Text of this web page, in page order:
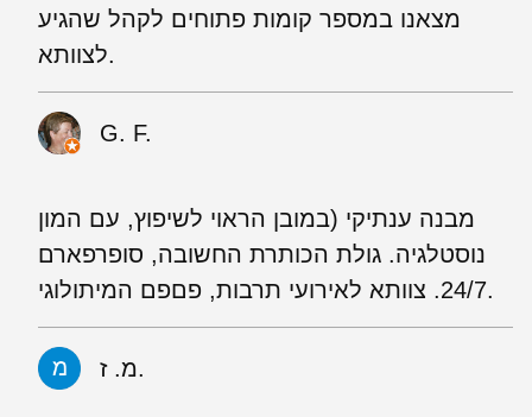
מצאנו במספר קומות פתוחים לקהל שהגיע
לצוותא.
G. F.
מבנה ענתיקי (במובן הראוי לשיפוץ, עם המון
נוסטלגיה. גולת הכותרת החשובה, סופרפארם
24/7. צוותא לאירועי תרבות, פםפם המיתולוגי.
מ. ז.